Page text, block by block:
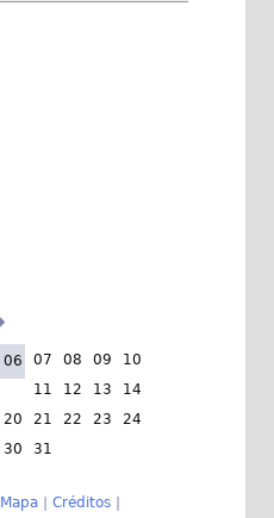
06 07 08 09
10
11
12 13
14
20 21 22 23
24
30 31
Mapa | Créditos |